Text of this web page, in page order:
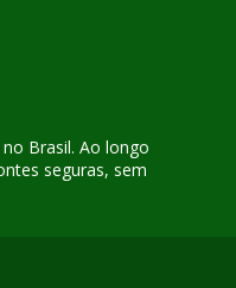
Brasil. Ao longo
seguras, sem